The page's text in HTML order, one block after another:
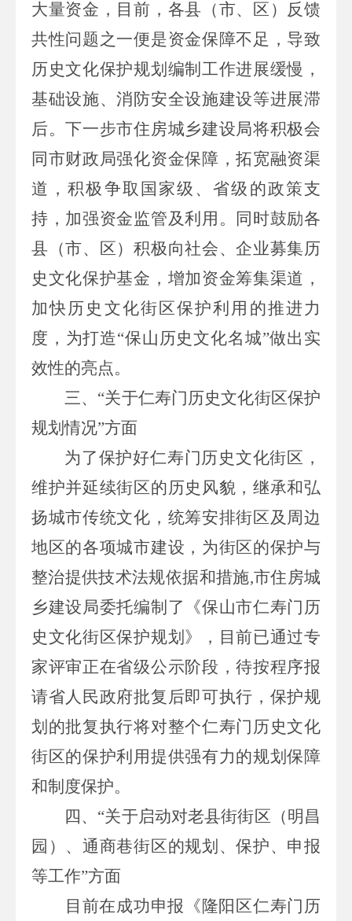
大量资金，目前，各县 （市、 区 ） 反馈
共性问题之一便是资金保障不足，导致
历史文化保护规划编制工作进展缓慢，
基础设施、消防安全设施建设等进展滞
后。下一步市住房城乡建设局将积极会
同市财政局强化资金保障，拓宽融资渠
道，积极争取国家级、省级的政策支
持，加强资金监管及利用。同时鼓励各
县 （市、 区）积极向社会、企业募集历
史文化保护基金，增加资金筹集渠道 ，
加快历史文化街区保护利用的推进力
度 ，为打造“保山历史文化名城”做出实
效性的亮点。
三、“关于仁寿门历史文化街区保护
规划情况”方面
为了保护好仁寿门历史文化街区，
维护并延续街区的历史风貌，继承和弘
扬城市传统文化，统筹安排街区及周边
地区的各项城市建设，为街区的保护与
整治提供技术法规依据和措施,市住房城
乡建设局委托编制了《保山市仁寿门历
史文化街区保护规划》，目前已通过专
家评审正在省级公示阶段，待按程序报
请省人民政府批复后即可执行 ，保护规
划的批复执行将对整个仁寿门历史文化
街区的保护利用提供强有力的规划保障
和制度保护。
四、“关于启动对老县街街区（明昌
园）、通商巷街区的规划、保护、申报
等工作”方面
目前在成功申报《隆阳区仁寿门历